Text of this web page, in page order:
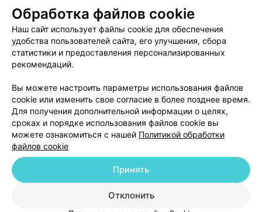
Пользовательское соглашение
Способы оплаты
Вакансии
Партнеры
Написать руководителю 103.by
Обработка персональных данных
© 2026 ООО «Артокс Лаб», УНП 191700409
| 220012, Республика Беларусь,
Служба поддержки +375 291212755
Обработка файлов cookie
Наш сайт использует файлы cookie для обеспечения
удобства пользователей сайта, его улучшения, сбора
статистики и предоставления персонализированных
рекомендаций.
Вы можете настроить параметры использования файлов
cookie или изменить свое согласие в более позднее время.
Для получения дополнительной информации о целях,
сроках и порядке использования файлов cookie вы
можете ознакомиться с нашей Политикой обработки
файлов cookie
Отклонить
Принять